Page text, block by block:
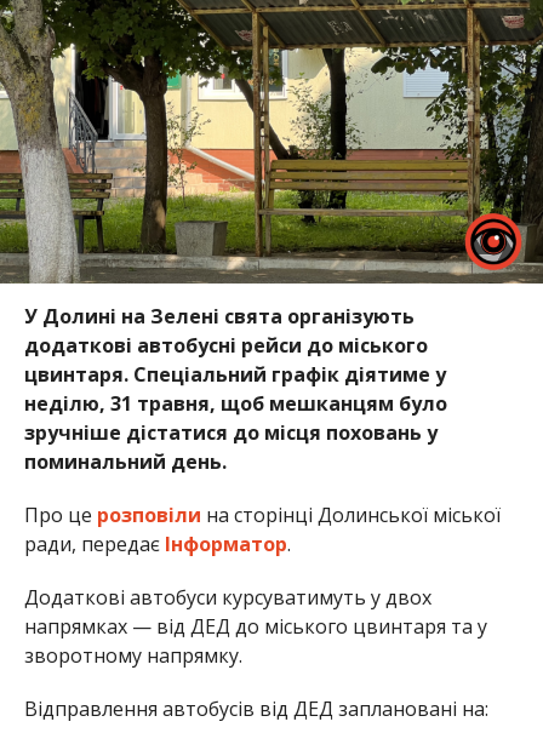
У Долині на Зелені свята організують
додаткові автобусні рейси до міського
цвинтаря. Спеціальний графік діятиме у
неділю, 31 травня, щоб мешканцям було
зручніше дістатися до місця поховань у
поминальний день.
Про це розповіли на сторінці Долинської міської
ради, передає Інформатор.
Додаткові автобуси курсуватимуть у двох
напрямках — від ДЕД до міського цвинтаря та у
зворотному напрямку.
Відправлення автобусів від ДЕД заплановані на: